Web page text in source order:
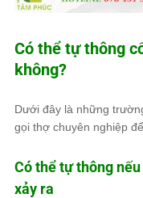
Có thể tự thông
không?
Dưới đây là những
gọi thợ chuyên nghiệp
Có thể tự thông
xảy ra